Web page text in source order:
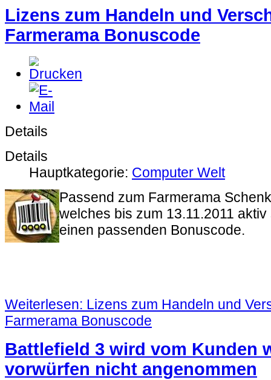
Lizens zum Handeln und
Farmerama Bonuscode
Details
Details
Hauptkategorie: Computer Welt
Passend zum Farmerama
welches bis zum 13.11.2011
einen passenden Bonuscode.
Weiterlesen: Lizens zum Handeln und
Farmerama Bonuscode
Battlefield 3 wird vom Kunden
vorwürfen nicht angenommen